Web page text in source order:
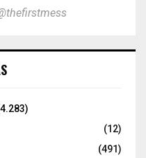
(12)
(491)